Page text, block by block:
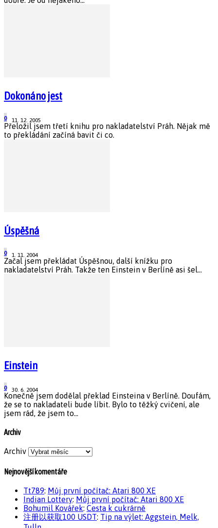
Dokonáno jest
11. 12. 2005
0
Přeložil jsem třetí knihu pro nakladatelství Práh. Nějak mě
to překládání začíná bavit či co.
Úspěšná
1. 11. 2004
0
Začal jsem překládat Úspěšnou, další knížku pro
nakladatelství Práh. Takže ten Einstein v Berlíně asi šel...
Einstein
30. 6. 2004
0
Konečně jsem dodělal překlad Einsteina v Berlíně. Doufám,
že se to nakladateli bude líbit. Bylo to těžký cvičení, ale
jsem rád, že jsem to...
Archiv
Archiv
Nejnovější komentáře
Tt789: Můj první počítač: Atari 800 XE
Indian Lottery: Můj první počítač: Atari 800 XE
Bohumil Kovářek: Cesta k cukrárně
注册以获取100 USDT: Tip na výlet: Aggstein, Melk,